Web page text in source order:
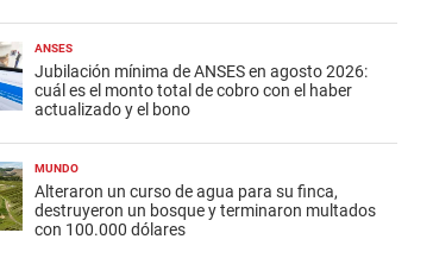
ANSES
Jubilación mínima de ANSES en agosto 2026:
cuál es el monto total de cobro con el haber
actualizado y el bono
MUNDO
Alteraron un curso de agua para su finca,
destruyeron un bosque y terminaron multados
con 100.000 dólares